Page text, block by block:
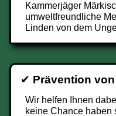
Kammerjäger
umweltfreundliche
Linden von dem
✔ Prävention
Wir helfen Ihnen
keine Chance haben